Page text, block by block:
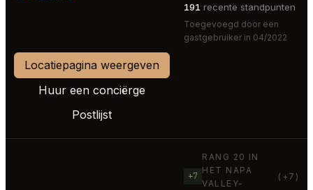
191 recente standpunten
Toegevoegd door een
gastgebruiker in 04/2022
Locatiepagina weergeven
Huur een conciërge
Postlijst
+7
RANG 20 IN
HET NAPA
VALLEY-
(+7)